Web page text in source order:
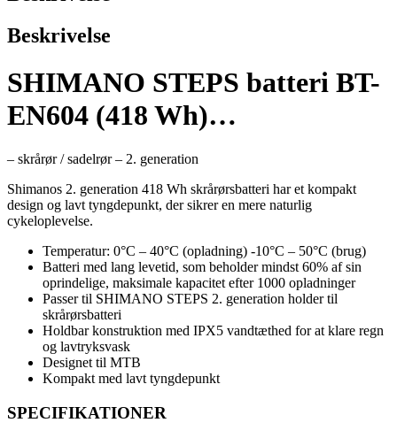
Beskrivelse
SHIMANO STEPS batteri BT-
EN604 (418 Wh)…
– skrårør / sadelrør – 2. generation
Shimanos 2. generation 418 Wh skrårørsbatteri har et kompakt
design og lavt tyngdepunkt, der sikrer en mere naturlig
cykeloplevelse.
Temperatur: 0°C – 40°C (opladning) -10°C – 50°C (brug)
Batteri med lang levetid, som beholder mindst 60% af sin
oprindelige, maksimale kapacitet efter 1000 opladninger
Passer til SHIMANO STEPS 2. generation holder til
skrårørsbatteri
Holdbar konstruktion med IPX5 vandtæthed for at klare regn
og lavtryksvask
Designet til MTB
Kompakt med lavt tyngdepunkt
SPECIFIKATIONER